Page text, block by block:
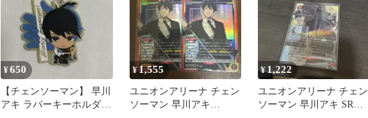
¥650
【チェンソーマン】 早川
アキ ラバーキーホルダー
¥1,555
ユニオンアリーナ チェン
ソーマン 早川アキ
¥1,222
ユニオンアリーナ チェン
ソーマン 早川アキ SRパ